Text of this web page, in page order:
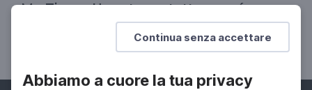
Continua senza accettare
Abbiamo a cuore la tua privacy
Me Time – Una stanza tutta per sé
Un progetto di musica e danza tra le opere d'arte
di Palazzo Maffei, Verona